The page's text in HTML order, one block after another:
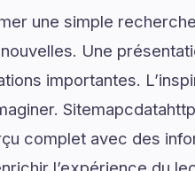
une simple
Une
importantes.
complet avec des
l’expérience du